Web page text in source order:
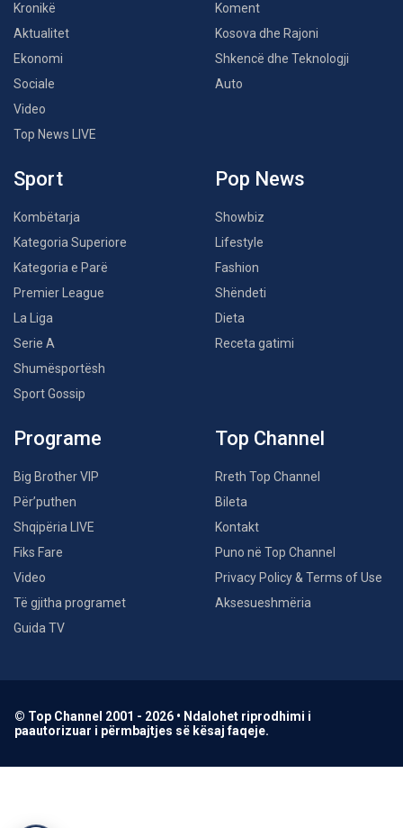
Kronikë
Aktualitet
Ekonomi
Sociale
Video
Top News LIVE
Koment
Kosova dhe Rajoni
Shkencë dhe Teknologji
Auto
Sport
Kombëtarja
Kategoria Superiore
Kategoria e Parë
Premier League
La Liga
Serie A
Shumësportësh
Sport Gossip
Pop News
Showbiz
Lifestyle
Fashion
Shëndeti
Dieta
Receta gatimi
Programe
Big Brother VIP
Për’puthen
Shqipëria LIVE
Fiks Fare
Video
Të gjitha programet
Guida TV
Top Channel
Rreth Top Channel
Bileta
Kontakt
Puno në Top Channel
Privacy Policy & Terms of Use
Aksesueshmëria
© Top Channel 2001 - 2026 • Ndalohet riprodhimi i
paautorizuar i përmbajtjes së kësaj faqeje.